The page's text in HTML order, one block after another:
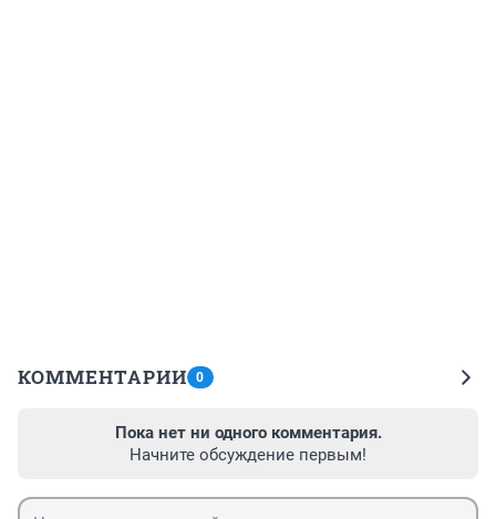
КОММЕНТАРИИ 0
Пока нет ни одного комментария.
Начните обсуждение первым!